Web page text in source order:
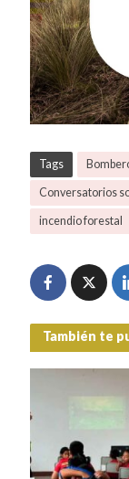
Tags
Conversatorios
incendio forestal
También te